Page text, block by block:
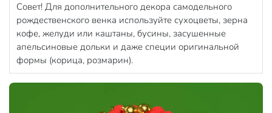
Совет! Для дополнительного декора самодельного
рождественского венка используйте сухоцветы, зерна
кофе, желуди или каштаны, бусины, засушенные
апельсиновые дольки и даже специи оригинальной
формы (корица, розмарин).